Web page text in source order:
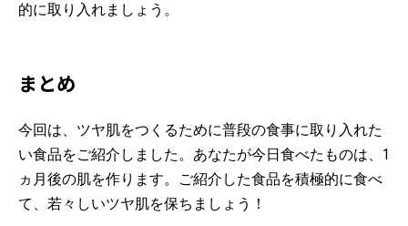
的に取り入れましょう。
まとめ
今回は、ツヤ肌をつくるために普段の食事に取り入れた
い食品をご紹介しました。あなたが今日食べたものは、1
ヵ月後の肌を作ります。ご紹介した食品を積極的に食べ
て、若々しいツヤ肌を保ちましょう！